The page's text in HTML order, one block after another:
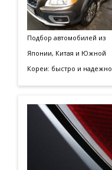
Подбор автомобилей из
Японии, Китая и Южной
Кореи: быстро и надежно